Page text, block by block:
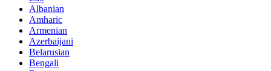
Albanian
Amharic
Armenian
Azerbaijani
Belarusian
Bengali